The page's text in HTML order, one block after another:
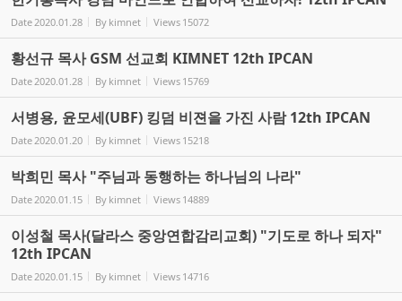
Date 2020.01.28 By kimnet Views 15072
황선규 목사 GSM 선교회 KIMNET 12th IPCAN
Date 2020.01.28 By kimnet Views 15769
서병용, 윤모세(UBF) 킹덤 비젼을 가진 사람 12th IPCAN
Date 2020.01.20 By kimnet Views 15218
박희민 목사 "주님과 동행하는 하나님의 나라"
Date 2020.01.15 By kimnet Views 14889
이성철 목사(달라스 중앙연합감리교회) "기도로 하나 되자"
12th IPCAN
Date 2020.01.15 By kimnet Views 14716